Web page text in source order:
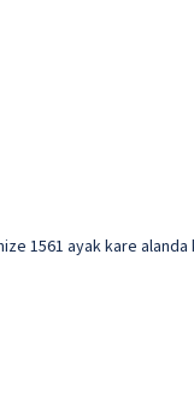
1561 ayak kare alanda